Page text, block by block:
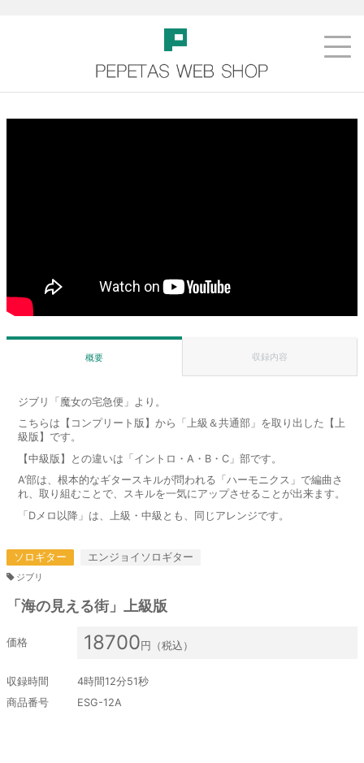
概要 収録内容
ジブリ「魔女の宅急便」より。
こちらは【コンプリート版】から「上級＆共通部」を取り出した【上
級版】です。
【中級版】との違いは「イントロ・A・B・C」部です。
A’部は、根本的なギタースキルが問われる「ハーモニクス」で編曲さ
れ、取り組むことで、スキルを一気にアップさせることが出来ます。
「Dメロ以降」は、上級・中級とも、同じアレンジです。
ソロギター エンジョイソロギター
ジブリ
「海の見える街」上級版
価格 18700円（税込）
収録時間
4時間12分51秒
商品番号
ESG-12A